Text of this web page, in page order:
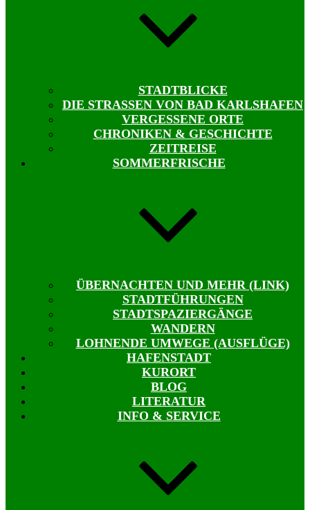
STADTBLICKE
DIE STRASSEN VON BAD KARLSHAFEN
VERGESSENE ORTE
CHRONIKEN & GESCHICHTE
ZEITREISE
SOMMERFRISCHE
ÜBERNACHTEN UND MEHR (LINK)
STADTFÜHRUNGEN
STADTSPAZIERGÄNGE
WANDERN
LOHNENDE UMWEGE (AUSFLÜGE)
HAFENSTADT
KURORT
BLOG
LITERATUR
INFO & SERVICE